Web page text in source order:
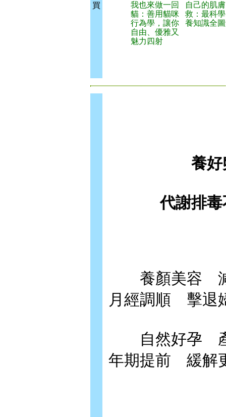
買
我也來做一回
貓：善用貓咪
行為學，讓你
自由、優雅又
魅力四射
自己的肌
救：最科
養知識全
養
代謝排
養顏美容
月經調順 擊退
自然好孕 產
年期提前 緩解